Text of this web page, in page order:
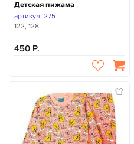
Детская пижама
артикул: 275
122, 128
450